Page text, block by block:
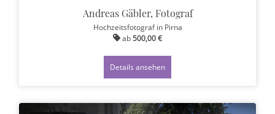
Andreas Gäbler, Fotograf
Hochzeitsfotografin Pirna
ab500,00 €
Details ansehen